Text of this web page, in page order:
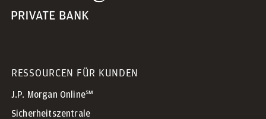
RESSOURCEN FÜR KUNDEN
J.P. Morgan Online℠
Sicherheitszentrale